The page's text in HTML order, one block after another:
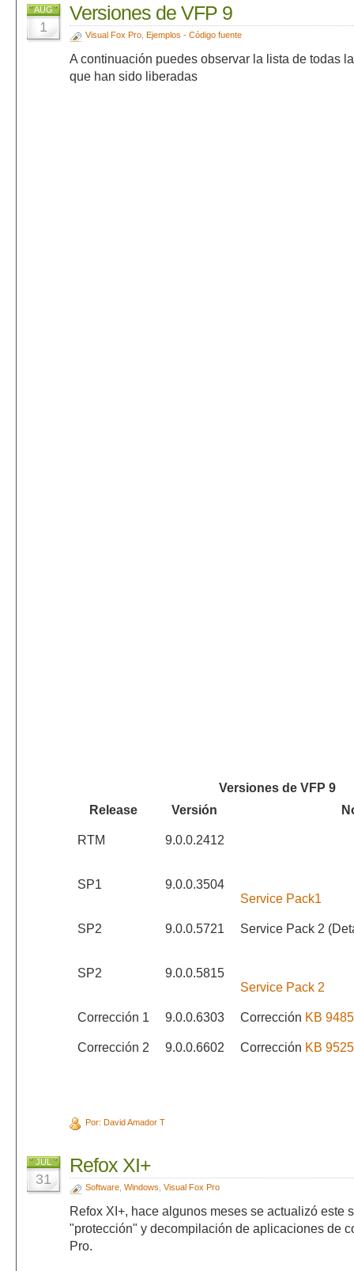
AUG
1
Versiones de VFP 9
Visual Fox Pro, Ejemplos - Código fuente
A continuación puedes observar la lista de todas
que han sido liberadas
Versiones de VFP 9
Release
Versión
RTM 9.0.0.2412
SP1
9.0.0.3504
Service Pack1
SP2 9.0.0.5721 Service Pack 2
SP2
9.0.0.5815
Service Pack 2
Corrección 1 9.0.0.6303 Corrección KB
Corrección 2 9.0.0.6602 Corrección KB
Por: David Amador T
JUL
31
Refox XI+
Software, Windows Visual Fox Pro
Refox XI+, hace algunos meses se actualizó este
"protección" y decompilación de aplicaciones de
Pro.